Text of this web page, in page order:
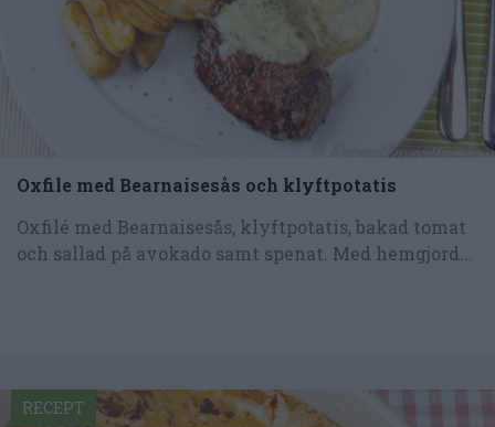
Oxfile med Bearnaisesås och klyftpotatis
Oxfilé med Bearnaisesås, klyftpotatis, bakad tomat
och sallad på avokado samt spenat. Med hemgjord...
RECEPT